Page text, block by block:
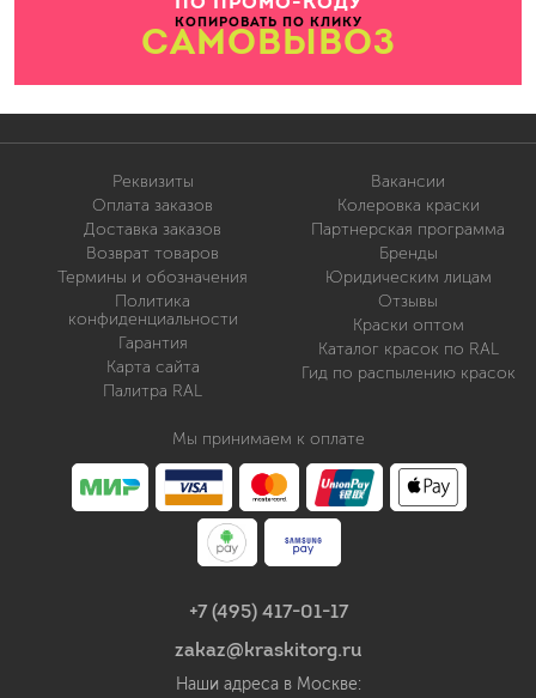
КОПИРОВАТЬ ПО КЛИКУ
САМОВЫВОЗ
Реквизиты
Оплата заказов
Доставка заказов
Возврат товаров
Термины и обозначения
Политика
конфиденциальности
Гарантия
Карта сайта
Палитра RAL
Вакансии
Колеровка краски
Партнерская программа
Бренды
Юридическим лицам
Отзывы
Краски оптом
Каталог красок по RAL
Гид по распылению красок
Мы принимаем к оплате
+7 (495) 417-01-17
zakaz@kraskitorg.ru
Наши адреса в Москве: